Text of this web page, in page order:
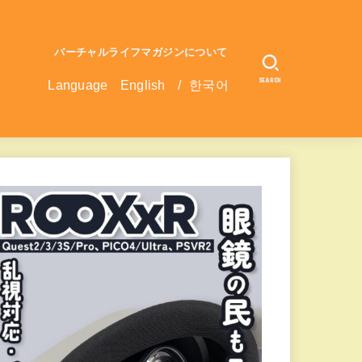
バーチャルライフマガジンについて
Language English / 한국어 SEARCH